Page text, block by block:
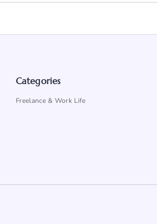
Categories
Freelance & Work Life